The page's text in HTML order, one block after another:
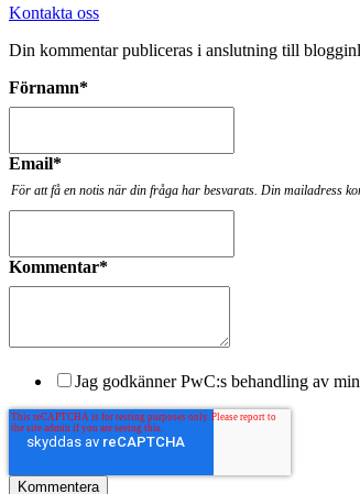
Kontakta oss
Din kommentar publiceras i anslutning till
Förnamn*
Email*
För att få en notis när din fråga har besvarats. Din mailadress
Kommentar*
Jag godkänner PwC:s behandling av